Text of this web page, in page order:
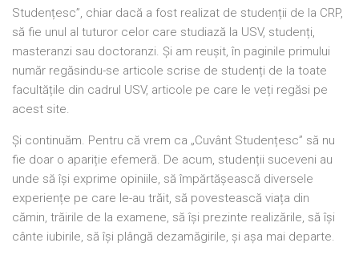
Studențesc”, chiar dacă a fost realizat de studenții de la CRP,
să fie unul al tuturor celor care studiază la USV, studenți,
masteranzi sau doctoranzi. Și am reușit, în paginile primului
număr regăsindu-se articole scrise de studenți de la toate
facultățile din cadrul USV, articole pe care le veți regăsi pe
acest site.
Și continuăm. Pentru că vrem ca „Cuvânt Studențesc” să nu
fie doar o apariție efemeră. De acum, studenții suceveni au
unde să își exprime opiniile, să împărtășească diversele
experiențe pe care le-au trăit, să povestească viața din
cămin, trăirile de la examene, să își prezinte realizările, să își
cânte iubirile, să își plângă dezamăgirile, și așa mai departe.